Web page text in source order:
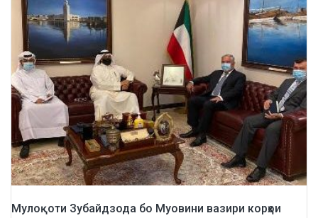
Мулоқоти Зубайдзода бо Муовини вазири корҳои